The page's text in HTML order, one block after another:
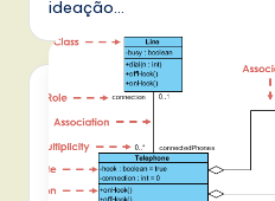
ideação…